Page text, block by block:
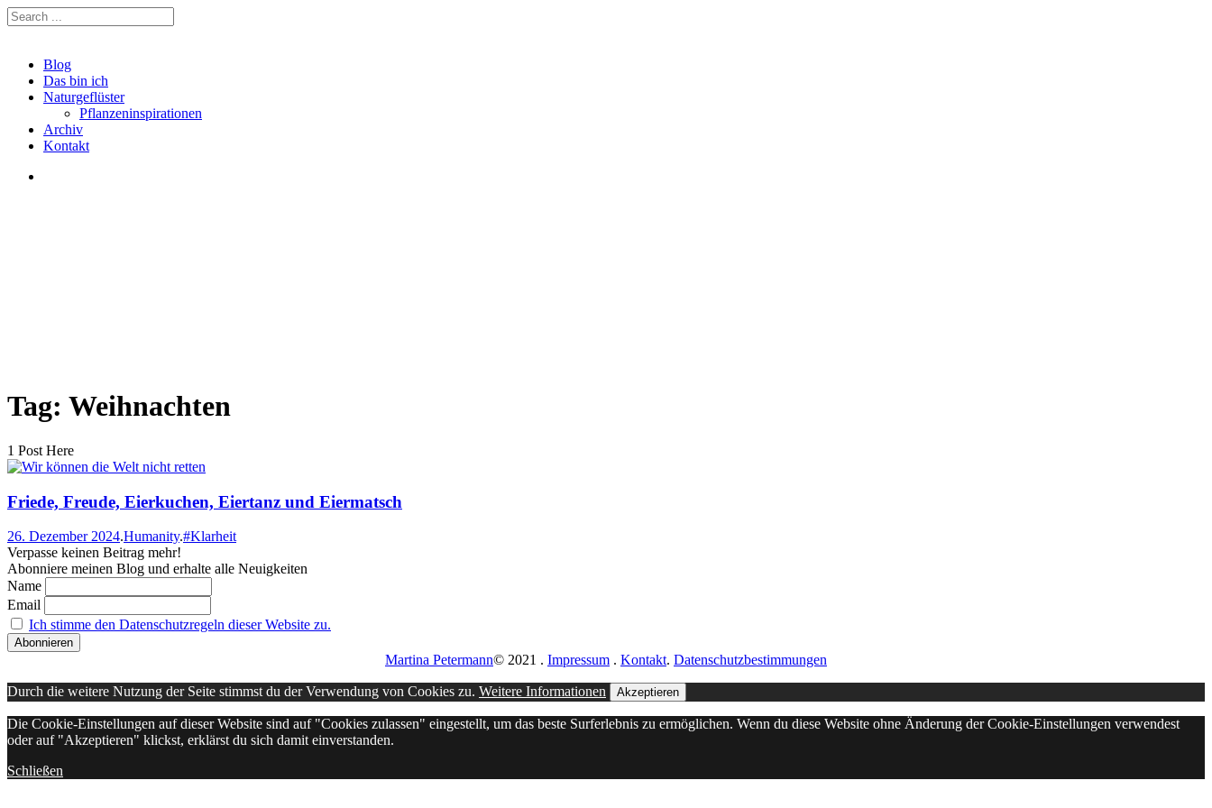
Blog
Das bin ich
Naturgeflüster
Pflanzeninspirationen
Archiv
Kontakt
Tag: Weihnachten
1 Post Here
Friede, Freude, Eierkuchen, Eiertanz und Eiermatsch
26. Dezember 2024.Humanity.#Klarheit
Verpasse keinen Beitrag mehr!
Abonniere meinen Blog und erhalte alle Neuigkeiten
Name
Email
Ich stimme den Datenschutzregeln dieser Website zu.
Martina Petermann© 2021 . Impressum . Kontakt. Datenschutzbestimmungen
Durch die weitere Nutzung der Seite stimmst du der Verwendung von Cookies zu. Weitere Informationen Akzeptieren
Die Cookie-Einstellungen auf dieser Website sind auf "Cookies zulassen" eingestellt, um das beste Surferlebnis zu ermöglichen. Wenn du diese Website ohne Änderung der Cookie-Einstellungen verwendest
oder auf "Akzeptieren" klickst, erklärst du sich damit einverstanden.
Schließen